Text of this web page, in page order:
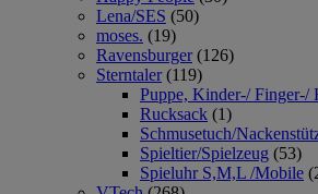
Lena/SES (50)
moses. (19)
Ravensburger (126)
Sterntaler (119)
Puppe, Kinder-/ Finger-/
Rucksack (1)
Schmusetuch/
Spieltier/Spielzeug (53)
Spieluhr S,M,L /Mobile